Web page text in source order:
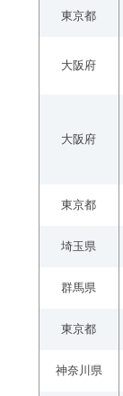
東京都
大阪府
大阪府
東京都
埼玉県
群馬県
東京都
神奈川県